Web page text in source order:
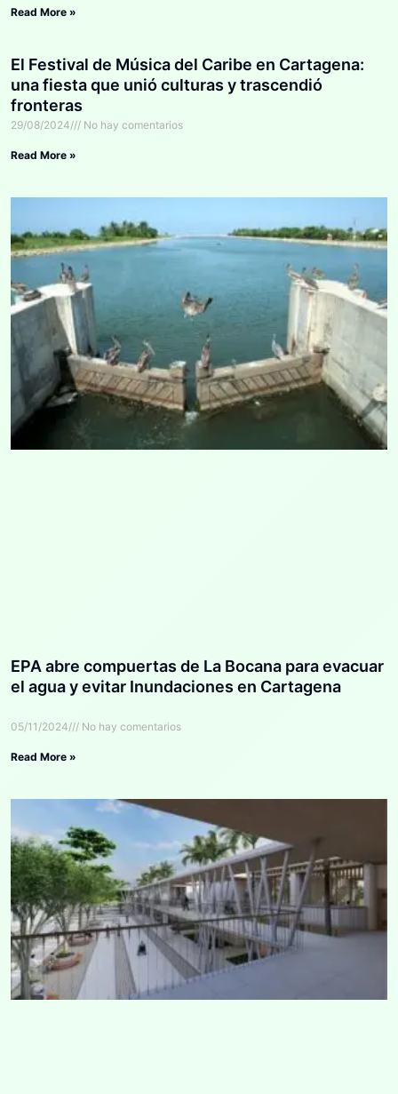
Read More »
El Festival de Música del Caribe en Cartagena:
una fiesta que unió culturas y trascendió
fronteras
29/08/2024 No hay comentarios
Read More »
EPA abre compuertas de La Bocana para evacuar
el agua y evitar Inundaciones en Cartagena
05/11/2024 No hay comentarios
Read More »